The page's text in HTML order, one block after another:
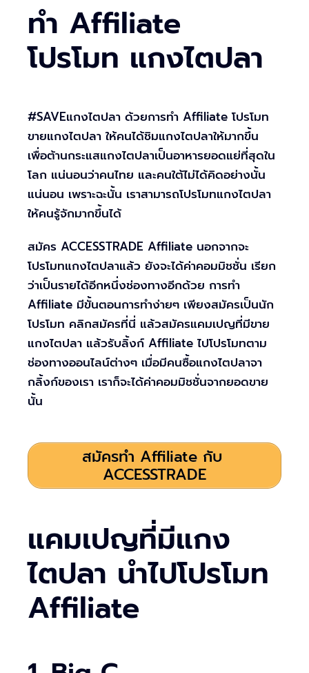
ทำ Affiliate
โปรโมท แกงไตปลา
#SAVEแกงไตปลา ด้วยการทำ Affiliate โปรโมท
ขายแกงไตปลา ให้คนได้ชิมแกงไตปลาให้มากขึ้น
เพื่อต้านกระแสแกงไตปลาเป็นอาหารยอดแย่ที่สุดใน
โลก แน่นอนว่าคนไทย และคนใต้ไม่ได้คิดอย่างนั้น
แน่นอน เพราะฉะนั้น เราสามารถโปรโมทแกงไตปลา
ให้คนรู้จักมากขึ้นได้
สมัคร ACCESSTRADE Affiliate นอกจากจะ
โปรโมทแกงไตปลาแล้ว ยังจะได้ค่าคอมมิชชั่น เรียก
ว่าเป็นรายได้อีกหนึ่งช่องทางอีกด้วย การทำ
Affiliate มีขั้นตอนการทำง่ายๆ เพียงสมัครเป็นนัก
โปรโมท คลิกสมัครที่นี่ แล้วสมัครแคมเปญที่มีขาย
แกงไตปลา แล้วรับลิ้งก์ Affiliate ไปโปรโมทตาม
ช่องทางออนไลน์ต่างๆ เมื่อมีคนซื้อแกงไตปลาจา
กลิ้งก์ของเรา เราก็จะได้ค่าคอมมิชชั่นจากยอดขาย
นั้น
สมัครทำ Affiliate กับ
ACCESSTRADE
แคมเปญที่มีแกง
ไตปลา นำไปโปรโมท
Affiliate